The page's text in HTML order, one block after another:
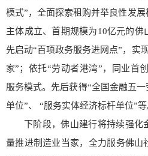
模式”，全面探索租购并举良性发
主体成立、首期规模为10亿元的
先启动“百项政务服务进网点”，实
家”；依托“劳动者港湾”，同业首
服务模式。先后获得“全国金融五
单位”、 “服务实体经济标杆单位”等
下阶段，佛山建行将持续强化
量推进制造业当家，全力服务佛山